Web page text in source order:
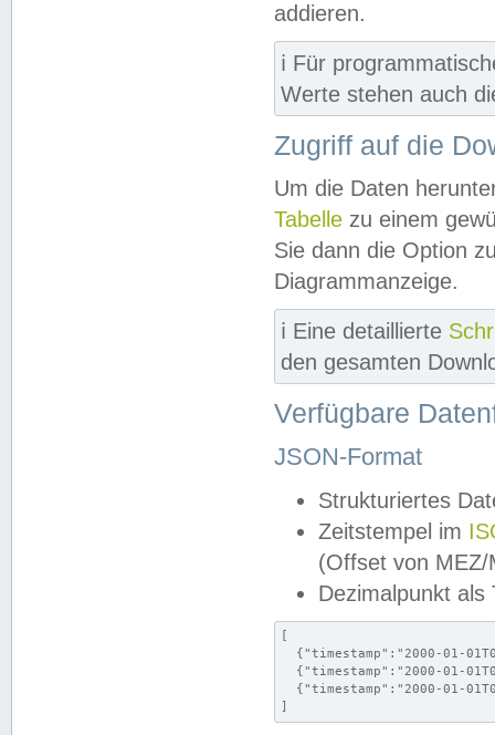
addieren.
ℹ️ Für
Werte stehen auch
Zugriff auf die
Um die Daten
Tabelle zu einem
Sie dann die Option
Diagrammanzeige.
ℹ️ Eine detaillierte
den gesamten
Verfügbare
JSON-Format
Strukturiertes
Zeitstempel im
(Offset von MEZ/
Dezimalpunkt als
[
{"timestamp":"2000-01-
{"timestamp":"2000-01-
{"timestamp":"2000-01-
]